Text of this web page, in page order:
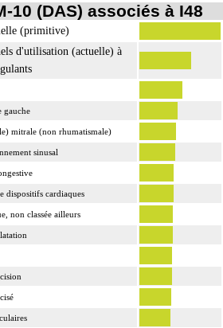
10 (DAS) associés à I48
(primitive)
d'utilisation (actuelle) à
gauche
mitrale (non rhumatismale)
sinusal
dispositifs cardiaques
non classée ailleurs